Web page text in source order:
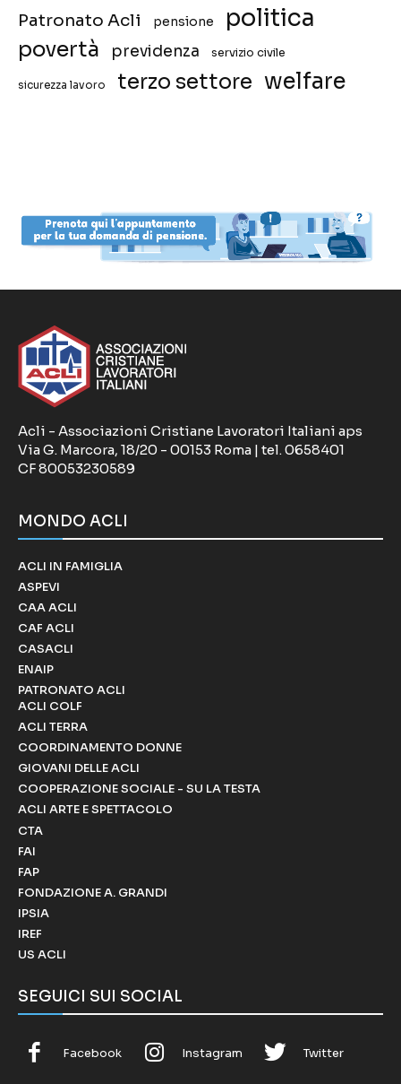
Patronato Acli pensione politica
povertà previdenza servizio civile
sicurezza lavoro terzo settore welfare
Acli - Associazioni Cristiane Lavoratori Italiani aps
Via G. Marcora, 18/20 - 00153 Roma | tel. 0658401
CF 80053230589
MONDO ACLI
ACLI IN FAMIGLIA
ASPEVI
CAA ACLI
CAF ACLI
CASACLI
ENAIP
PATRONATO ACLI
ACLI COLF
ACLI TERRA
COORDINAMENTO DONNE
GIOVANI DELLE ACLI
COOPERAZIONE SOCIALE - SU LA TESTA
ACLI ARTE E SPETTACOLO
CTA
FAI
FAP
FONDAZIONE A. GRANDI
IPSIA
IREF
US ACLI
SEGUICI SUI SOCIAL
Facebook Instagram Twitter